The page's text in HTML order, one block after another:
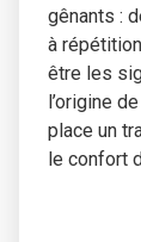
gênants :
à
être les
l’origine
place un
le confort